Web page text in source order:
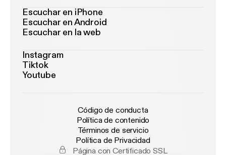
Escuchar en iPhone
Escuchar en Android
Escuchar en la web
Instagram
Tiktok
Youtube
Código de conducta
Política de contenido
Términos de servicio
Política de Privacidad
Página con Certificado SSL